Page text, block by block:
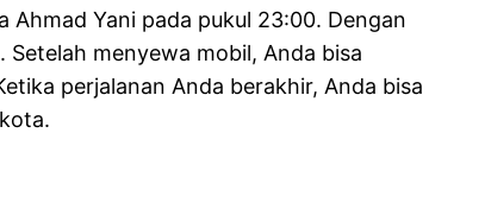
Yani pada pukul 23:00. Dengan
menyewa mobil, Anda bisa
perjalanan Anda berakhir, Anda bisa